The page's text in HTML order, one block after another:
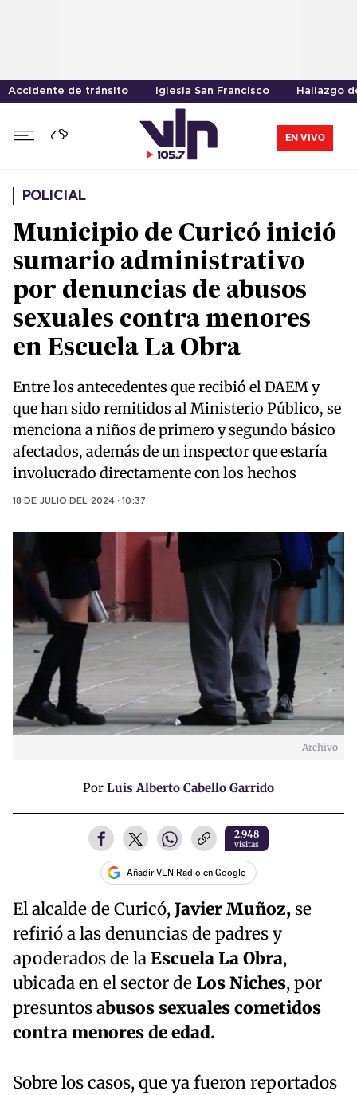
Accidente de tránsito Iglesia San Francisco Hallazgo
EN VIVO
POLICIAL
Municipio de Curicó inició
sumario administrativo
por denuncias de abusos
sexuales contra menores
en Escuela La Obra
Entre los antecedentes que recibió el DAEM y
que han sido remitidos al Ministerio Público, se
menciona a niños de primero y segundo básico
afectados, además de un inspector que estaría
involucrado directamente con los hechos
18 DE JULIO DEL 2024 · 10:37
Archivo
Por Luis Alberto Cabello Garrido
2.948
visitas
Añadir VLN Radio en Google
El alcalde de Curicó,Javier Muñoz, se
refirió a las denuncias de padres y
apoderados de laEscuela La Obra,
ubicada en el sector deLos Niches, por
presuntos abusos sexuales cometidos
contra menores de edad.
Sobre los casos, que ya fueron reportados